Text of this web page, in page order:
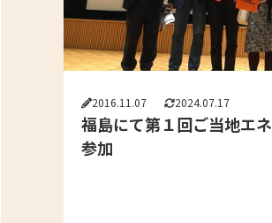
2016.11.07 2024.07.17
福島にて第１回ご当地エ
参加